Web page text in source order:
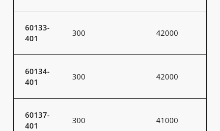
60133-
401
300 42000
60134-
401
300 42000
60137-
401
300 41000